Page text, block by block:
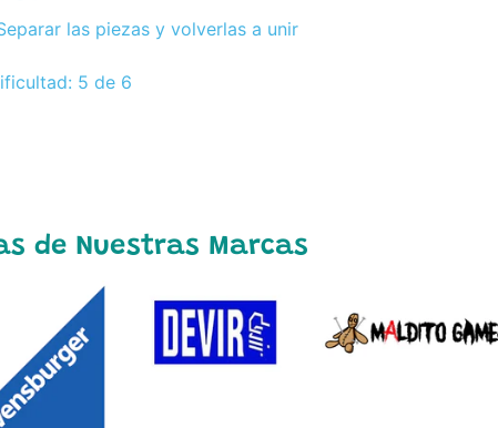
las piezas y volverlas a unir
5 de 6
de Nuestras Marcas